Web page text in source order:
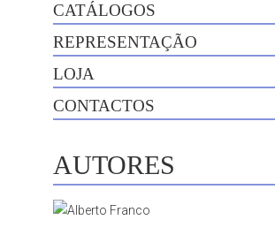
CATÁLOGOS
REPRESENTAÇÃO
LOJA
CONTACTOS
AUTORES